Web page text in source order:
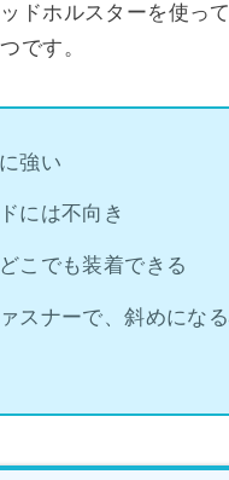
ドホルスターを使っ
です。
強い
には不向き
こでも装着できる
スナーで、斜めにな